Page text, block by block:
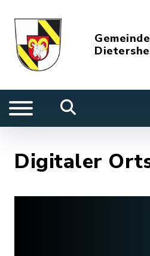
Gemeinde
Digitaler